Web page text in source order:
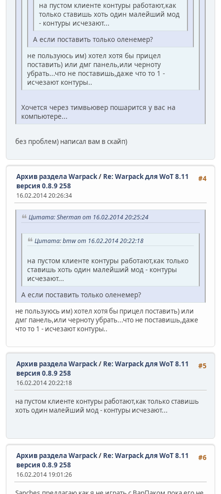
на пустом клиенте контуры работают,как
только ставишь хоть один малейший мод
- контуры исчезают...
А если поставить только оленемер?
не пользуюсь им) хотел хотя бы прицел
поставить) или дмг панель,или черноту
убрать...что не поставишь,даже что то 1 -
исчезают контуры..
Хочется через тимвьювер пошарится у вас на
компьютере...
без проблем) написал вам в скайп)
#4
Архив раздела Warpack/ Re: Warpack для WoT 8.11
версия 0.8.9 258
16.02.2014 20:26:34
Цитата: Sherman от 16.02.2014 20:25:24
Цитата: bmw от 16.02.2014 20:22:18
на пустом клиенте контуры работают,как только
ставишь хоть один малейший мод - контуры
исчезают...
А если поставить только оленемер?
не пользуюсь им) хотел хотя бы прицел поставить) или
дмг панель,или черноту убрать...что не поставишь,даже
что то 1 - исчезают контуры..
#5
Архив раздела Warpack/ Re: Warpack для WoT 8.11
версия 0.8.9 258
16.02.2014 20:22:18
на пустом клиенте контуры работают,как только ставишь
хоть один малейший мод - контуры исчезают...
#6
Архив раздела Warpack/ Re: Warpack для WoT 8.11
версия 0.8.9 258
16.02.2014 19:01:26